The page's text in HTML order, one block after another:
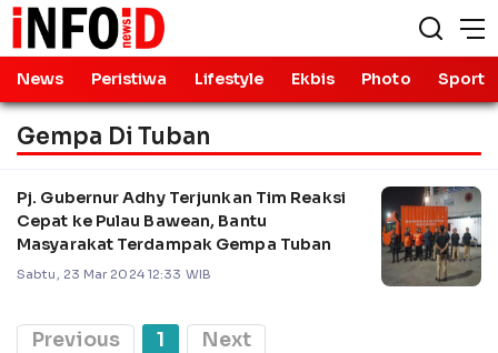
News Peristiwa Lifestyle Ekbis Photo Sport
Gempa Di Tuban
Pj. Gubernur Adhy Terjunkan Tim Reaksi
Cepat ke Pulau Bawean, Bantu
Masyarakat Terdampak Gempa Tuban
Sabtu, 23 Mar 2024 12:33 WIB
Previous 1 Next